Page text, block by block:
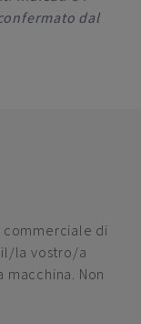
dal
di
il/la vostro/a
Non